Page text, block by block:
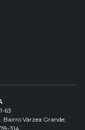
63
Várzea Grande,
314